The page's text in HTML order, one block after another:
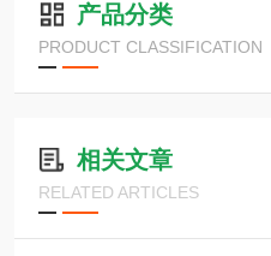
产品分类
PRODUCT CLASSIFICATION
相关文章
RELATED ARTICLES